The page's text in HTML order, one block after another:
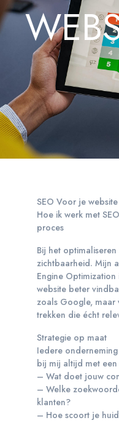
SEO Voor je
Hoe ik werk met
proces
Bij het
zichtbaarheid. Mijn
Engine
website beter
zoals Google,
trekken die écht
Strategie op maat
Iedere
bij mij altijd met
– Wat doet jouw
– Welke
klanten?
– Hoe scoort je